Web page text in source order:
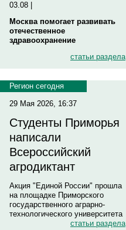
03.08 |
Москва помогает развивать
отечественное
здравоохранение
статьи раздела
Регион сегодня
29 Мая 2026, 16:37
Студенты Приморья
написали
Всероссийский
агродиктант
Акция "Единой России" прошла
на площадке Приморского
государственного аграрно-
технологического университета
статьи раздела